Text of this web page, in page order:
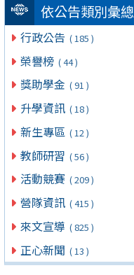
依公告類別彙總
行政公告 ( 185 )
榮譽榜 ( 44 )
獎助學金 ( 91 )
升學資訊 ( 18 )
新生專區 ( 12 )
教師研習 ( 56 )
活動競賽 ( 209 )
營隊資訊 ( 415 )
來文宣導 ( 825 )
正心新聞 ( 13 )